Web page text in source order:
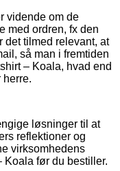
vidende om de
med ordren, fx den
det tilmed relevant, at
så man i fremtiden
– Koala, hvad end
herre.
løsninger til at
reflektioner og
virksomhedens
Koala før du bestiller.